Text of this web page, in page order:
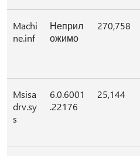
Machi
ne.inf
Неприл
ожимо
270,758
Msisa
drv.sy
s
6.0.6001
.22176
25,144